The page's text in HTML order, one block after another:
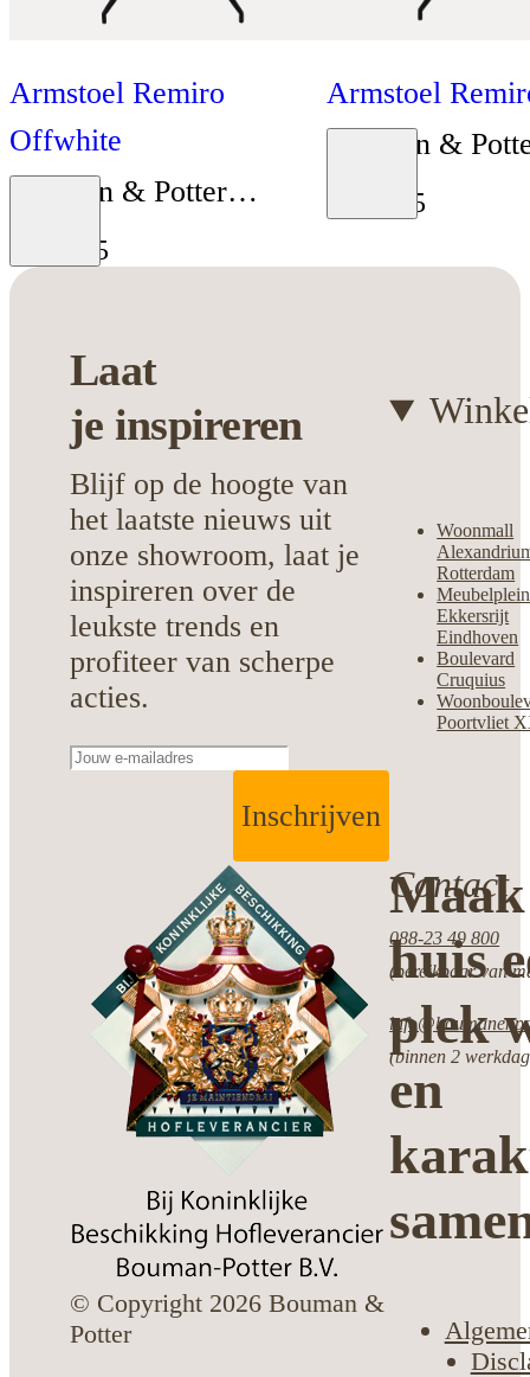
Armstoel Remiro
Offwhite
Bouman & Potter
Collectie
95
Armstoel
Bouman &
Collectie
95
huis
plek
en
Laat
je inspireren
Blijf op de hoogte van
het laatste nieuws uit
onze showroom, laat je
inspireren over de
leukste trends en
profiteer van scherpe
acties.
Inschrijven
Contact
088-23 49 800
(bereikbaar van
(binnen 2
Woonmall
Rotterdam
Meubelplein
Ekkersrijt
Eindhoven
Boulevard
Cruquius
Poortvliet
© Copyright 2026 Bouman &
Potter